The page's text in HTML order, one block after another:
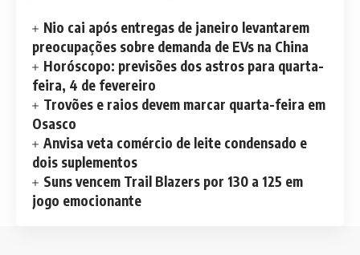
Nio cai após entregas de janeiro levantarem
preocupações sobre demanda de EVs na China
Horóscopo: previsões dos astros para quarta-
feira, 4 de fevereiro
Trovões e raios devem marcar quarta-feira em
Osasco
Anvisa veta comércio de leite condensado e
dois suplementos
Suns vencem Trail Blazers por 130 a 125 em
jogo emocionante